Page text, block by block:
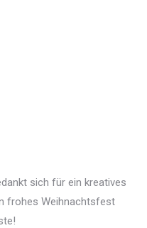
sich für ein kreatives
frohes Weihnachtsfest